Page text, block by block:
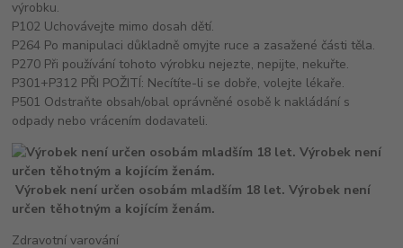
výrobku.
P102 Uchovávejte mimo dosah dětí.
P264 Po manipulaci důkladně omyjte ruce a zasažené části těla.
P270 Při používání tohoto výrobku nejezte, nepijte, nekuřte.
P301+P312 PŘI POŽITÍ: Necítíte-li se dobře, volejte lékaře.
P501 Odstraňte obsah/obal oprávněné osobě k nakládání s
odpady nebo vrácením dodavateli.
Výrobek není určen osobám mladším 18 let. Výrobek není
určen těhotným a kojícím ženám.
Zdravotní varování